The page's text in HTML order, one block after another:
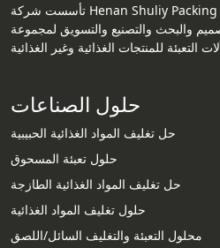
تأسست شركة Henan Shuliy Packing Machinery Co., Ltd في عام
والبحث والتصنيع والتسويق لمجموعة
حلول الصناعات
حل تغليف المواد الغذائية الحبيبية
حلول تعبئة المسحوق
حل تغليف المواد الغذائية الطازجة
حلول تغليف المواد الغذائية
محلول التعبئة والتغليف السائل/اللصق